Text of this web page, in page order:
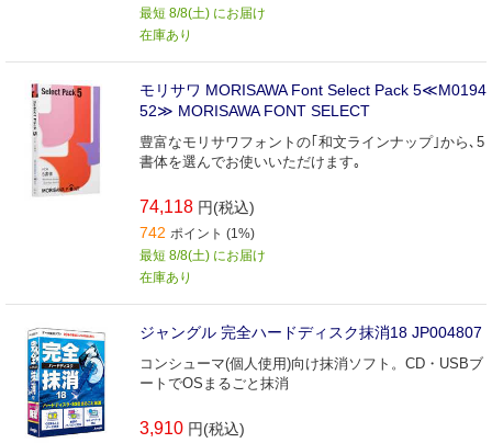
最短 8/8(土) にお届け
在庫あり
モリサワ MORISAWA Font Select Pack 5≪M0194
52≫ MORISAWA FONT SELECT
豊富なモリサワフォントの｢和文ラインナップ｣から､5
書体を選んでお使いいただけます｡
74,118 円(税込)
742 ポイント (1%)
最短 8/8(土) にお届け
在庫あり
ジャングル 完全ハードディスク抹消18 JP004807
コンシューマ(個人使用)向け抹消ソフト。CD・USBブ
ートでOSまるごと抹消
3,910 円(税込)